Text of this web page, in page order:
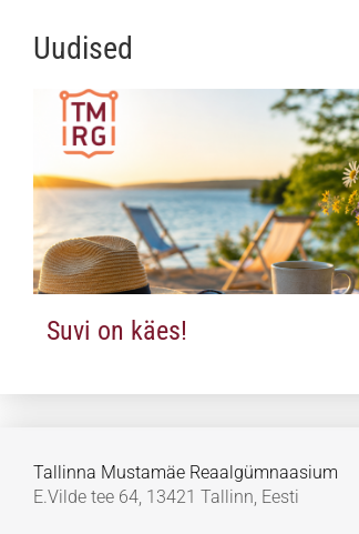
Uudised
Suvi on käes!
Tallinna Mustamäe Reaalgümnaasium
E.Vilde tee 64, 13421 Tallinn, Eesti